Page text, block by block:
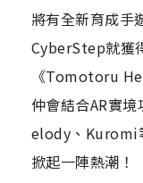
將有全新育成手
CyberStep就獲
《Tomotoru
仲會結合AR實
elody、Kuromi
掀起一陣熱潮！